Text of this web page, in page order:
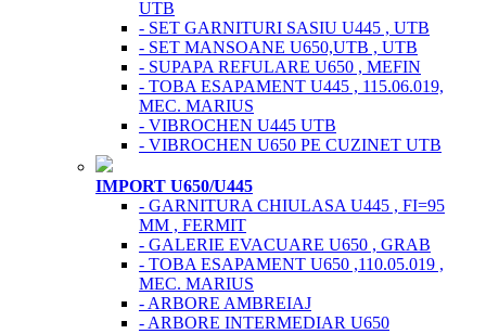
UTB
- SET GARNITURI SASIU U445 , UTB
- SET MANSOANE U650,UTB , UTB
- SUPAPA REFULARE U650 , MEFIN
- TOBA ESAPAMENT U445 , 115.06.019,
MEC. MARIUS
- VIBROCHEN U445 UTB
- VIBROCHEN U650 PE CUZINET UTB
IMPORT U650/U445
- GARNITURA CHIULASA U445 , FI=95
MM , FERMIT
- GALERIE EVACUARE U650 , GRAB
- TOBA ESAPAMENT U650 ,110.05.019 ,
MEC. MARIUS
- ARBORE AMBREIAJ
- ARBORE INTERMEDIAR U650